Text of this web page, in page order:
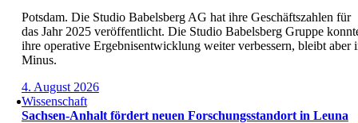
Potsdam. Die Studio Babelsberg AG hat ihre Geschäftszahlen für
das Jahr 2025 veröffentlicht. Die Studio Babelsberg Gruppe
ihre operative Ergebnisentwicklung weiter verbessern, bleibt aber
Minus.
4. August 2026
Wissenschaft
Sachsen-Anhalt fördert neuen Forschungsstandort in Leuna